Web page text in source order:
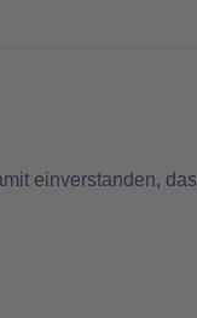
einverstanden,